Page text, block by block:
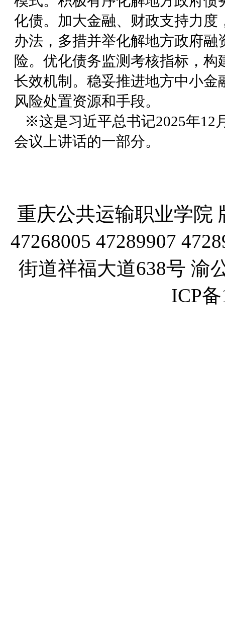
化债。加大金融、财政支持力度
办法，多措并举化解地方政府融
险。优化债务监测考核指标，构
长效机制。稳妥推进地方中小金
风险处置资源和手段。
※这是习近平总书记2025年12
会议上讲话的一部分。
重庆公共运输职业学院
47268005 47289907
街道祥福大道638号 渝
ICP